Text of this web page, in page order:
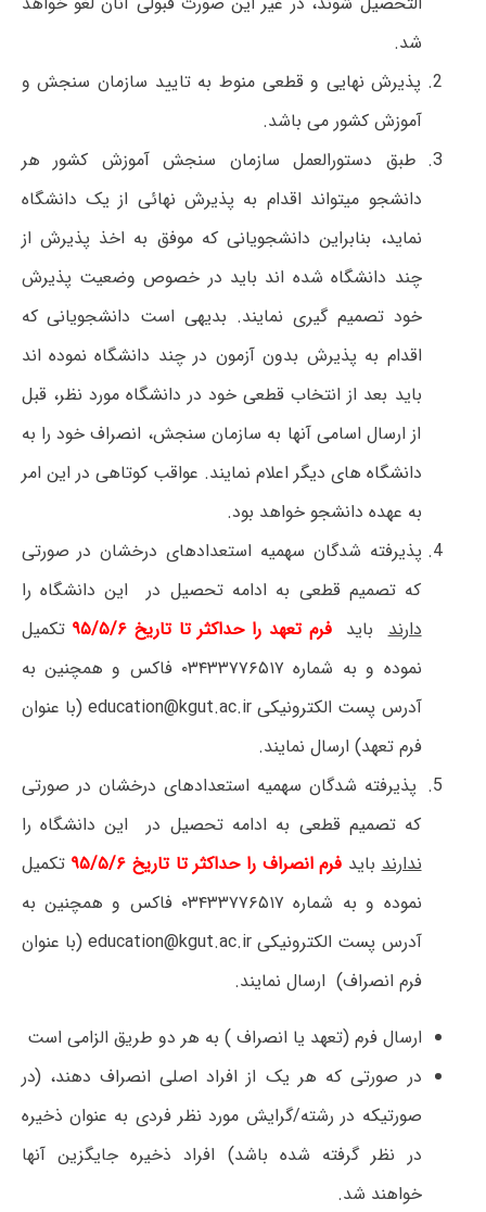
شد.
پذیرش نهایی و قطعی منوط به تایید سازمان سنجش و
آموزش کشور می باشد.
طبق دستورالعمل سازمان سنجش آموزش کشور هر
دانشجو می­تواند اقدام به پذیرش نهائی از یک دانشگاه
نماید، بنابراین دانشجویانی که موفق به اخذ پذیرش از
چند دانشگاه­ شده اند باید در خصوص وضعیت پذیرش
خود تصمیم گیری نمایند. بدیهی است دانشجویانی که
اقدام به پذیرش بدون آزمون در چند دانشگاه نموده اند
باید بعد از انتخاب قطعی خود در دانشگاه مورد نظر، قبل
از ارسال اسامی آنها به سازمان سنجش، انصراف خود را به
دانشگاه ­های دیگر اعلام نمایند. عواقب­ کوتاهی ­در این ­امر
به ­عهده ­دانشجو خواهد بود.
پذیرفته­ شدگان سهمیه استعدادهای درخشان در صورتی
که تصمیم قطعی به ادامه تحصیل در این دانشگاه را
دارندباید فرم تعهد را حداکثر تا تاریخ ۹۵/۵/۶
تکمیل
نموده و به شماره ۰۳۴۳۳۷۷۶۵۱۷ فاکس و همچنین به
آدرس پست الکترونیکیeducation@kgut.ac.ir (با عنوان
فرم تعهد) ارسال نمایند.
پذیرفته­ شدگان سهمیه استعدادهای درخشان در صورتی
که تصمیم قطعی به ادامه تحصیل در این دانشگاه را
ندارندباید فرم انصراف ­را­ حداکثر تا تاریخ ۹۵/۵/۶
تکمیل
­نموده­ و به شماره ۰۳۴۳۳۷۷۶۵۱۷ فاکس و همچنین به
آدرس پست الکترونیکیeducation@kgut.ac.ir (با عنوان
فرم انصراف) ارسال نمایند.
ارسال فرم (تعهد یا انصراف ) به هر دو طریق الزامی است
در صورتی ­که­ هر یک ­از افراد اصلی ­انصراف ­دهند، (در
صورتیکه ­در رشته/گرایش مورد نظر فردی به عنوان ذخیره
در نظر گرفته ­شده ­باشد) افراد ذخیره ­جایگزین ­آنها
خواهند شد.